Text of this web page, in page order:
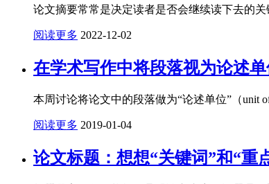
论文摘要常常是决定读者是否会继续读下去的关
阅读更多 2022-12-02
在学术写作中将段落视为论述单
本周讨论将论文中的段落做为“论述单位”（unit of
阅读更多 2019-01-04
论文标题：想想“关键词”和“重